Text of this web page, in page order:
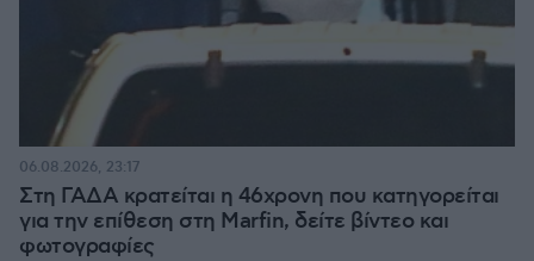
Στη ΓΑΔΑ κρατείται η 46χρονη που κατηγορείται
για την επίθεση στη Marfin, δείτε βίντεο και
φωτογραφίες
06.08.2026, 23:17